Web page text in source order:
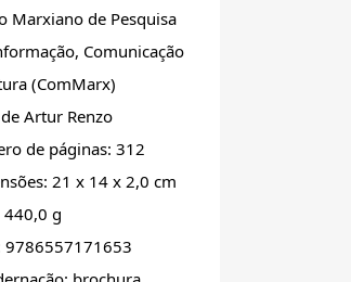
Marxiano de Pesquisa
Comunicação
(ComMarx)
Artur Renzo
de páginas: 312
21 x 14 x 2,0 cm
440,0 g
9786557171653